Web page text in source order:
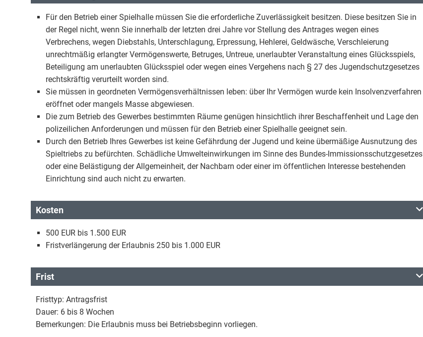
Für den Betrieb einer Spielhalle müssen Sie die erforderliche Zuverlässigkeit besitzen. Diese besitzen Sie in
der Regel nicht, wenn Sie innerhalb der letzten drei Jahre vor Stellung des Antrages wegen eines
Verbrechens, wegen Diebstahls, Unterschlagung, Erpressung, Hehlerei, Geldwäsche, Verschleierung
unrechtmäßig erlangter Vermögenswerte, Betruges, Untreue, unerlaubter Veranstaltung eines Glücksspiels,
Beteiligung am unerlaubten Glücksspiel oder wegen eines Vergehens nach § 27 des Jugendschutzgesetzes
rechtskräftig verurteilt worden sind.
Sie müssen in geordneten Vermögensverhältnissen leben: über Ihr Vermögen wurde kein Insolvenzverfahren
eröffnet oder mangels Masse abgewiesen.
Die zum Betrieb des Gewerbes bestimmten Räume genügen hinsichtlich ihrer Beschaffenheit und Lage den
polizeilichen Anforderungen und müssen für den Betrieb einer Spielhalle geeignet sein.
Durch den Betrieb Ihres Gewerbes ist keine Gefährdung der Jugend und keine übermäßige Ausnutzung des
Spieltriebs zu befürchten. Schädliche Umwelteinwirkungen im Sinne des Bundes-Immissionsschutzgesetzes
oder eine Belästigung der Allgemeinheit, der Nachbarn oder einer im öffentlichen Interesse bestehenden
Einrichtung sind auch nicht zu erwarten.
Kosten
500 EUR bis 1.500 EUR
Fristverlängerung der Erlaubnis 250 bis 1.000 EUR
Frist
Fristtyp: Antragsfrist
Dauer: 6 bis 8 Wochen
Bemerkungen: Die Erlaubnis muss bei Betriebsbeginn vorliegen.